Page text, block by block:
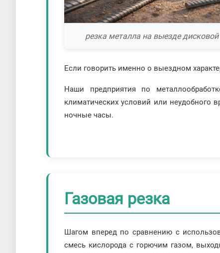
резка металла на выезде
Если говорить именно о выездном
Наши предприятия по
климатических условий или неудобного
ночные часы.
Газовая резка
Шагом вперед по сравнению с
смесь кислорода с горючим газом,